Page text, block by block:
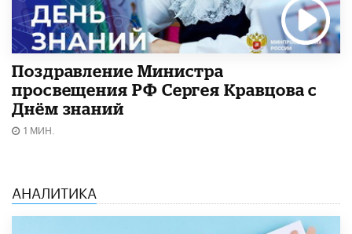
Поздравление Министра
просвещения РФ Сергея Кравцова с
Днём знаний
1 МИН.
АНАЛИТИКА